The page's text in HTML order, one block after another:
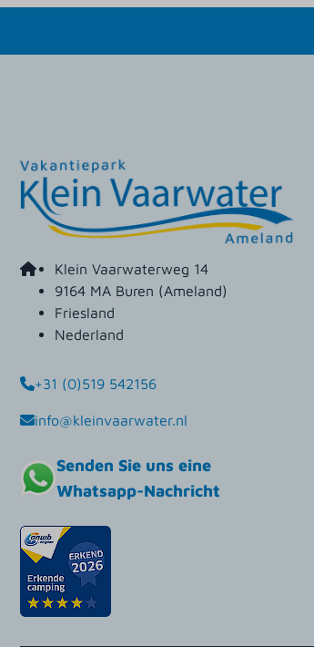
Klein Vaarwaterweg 14
9164 MA Buren (Ameland)
Friesland
Nederland
+31 (0)519 542156
info@kleinvaarwater.nl
Senden Sie uns eine
Whatsapp-Nachricht